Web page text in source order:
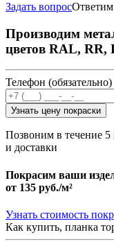
Задать вопрос
Производим
цветов RAL,
Телефон (обязательно)
Узнать цену покраски
Позвоним в течение
и доставки
Покрасим ваши
от 135 руб./м²
Узнать стоимость
Как купить, планка